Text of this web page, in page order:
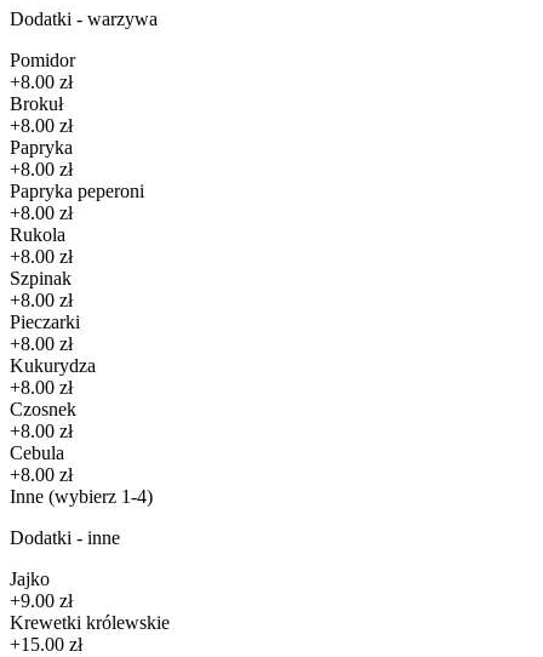
Dodatki - warzywa
Pomidor
+8.00 zł
Brokuł
+8.00 zł
Papryka
+8.00 zł
Papryka peperoni
+8.00 zł
Rukola
+8.00 zł
Szpinak
+8.00 zł
Pieczarki
+8.00 zł
Kukurydza
+8.00 zł
Czosnek
+8.00 zł
Cebula
+8.00 zł
Inne (wybierz 1-4)
Dodatki - inne
Jajko
+9.00 zł
Krewetki królewskie
+15.00 zł